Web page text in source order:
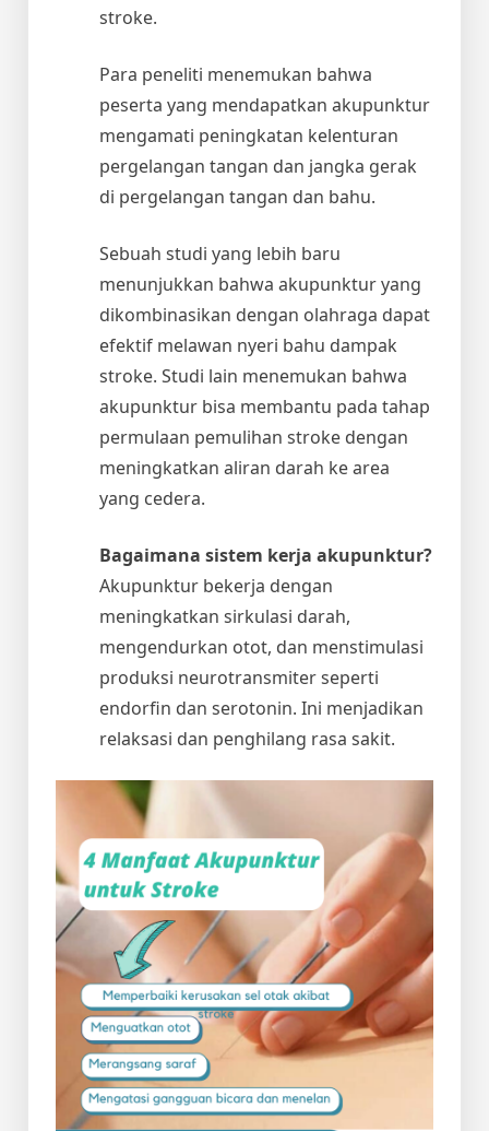
stroke.
Para peneliti menemukan bahwa
peserta yang mendapatkan akupunktur
mengamati peningkatan kelenturan
pergelangan tangan dan jangka gerak
di pergelangan tangan dan bahu.
Sebuah studi yang lebih baru
menunjukkan bahwa akupunktur yang
dikombinasikan dengan olahraga dapat
efektif melawan nyeri bahu dampak
stroke. Studi lain menemukan bahwa
akupunktur bisa membantu pada tahap
permulaan pemulihan stroke dengan
meningkatkan aliran darah ke area
yang cedera.
Bagaimana sistem kerja akupunktur?
Akupunktur bekerja dengan
meningkatkan sirkulasi darah,
mengendurkan otot, dan menstimulasi
produksi neurotransmiter seperti
endorfin dan serotonin. Ini menjadikan
relaksasi dan penghilang rasa sakit.